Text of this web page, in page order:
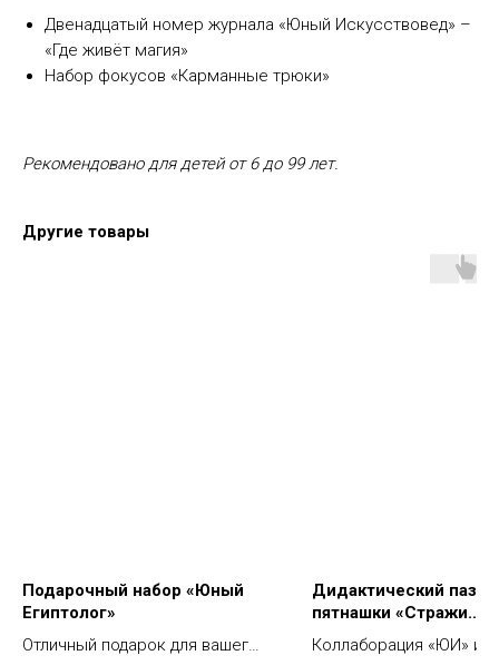
Двенадцатый номер журнала «Юный Искусствовед» –
«Где живёт магия»
Набор фокусов «Карманные трюки»
Рекомендовано для детей от 6 до 99 лет.
Другие товары
Подарочный набор «Юный
Египтолог»
Отличный подарок для вашего
Дидактический пазл-
пятнашки «Стражи
Эрмитажа»
Коллаборация «ЮИ» и